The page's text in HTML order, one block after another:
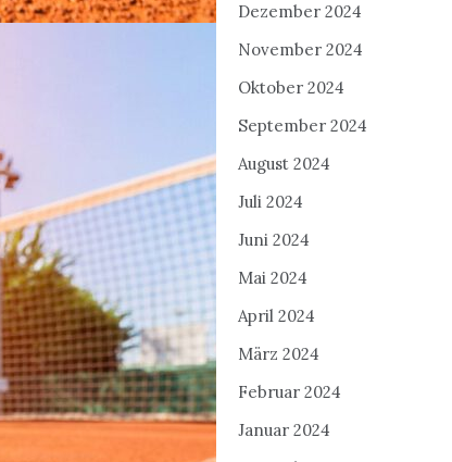
Dezember 2024
November 2024
Oktober 2024
September 2024
August 2024
Juli 2024
Juni 2024
Mai 2024
April 2024
März 2024
Februar 2024
Januar 2024